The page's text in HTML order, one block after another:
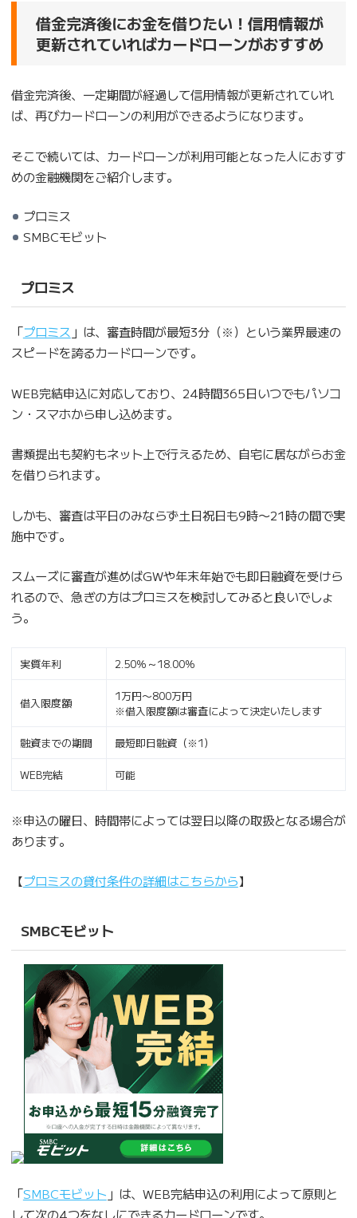
借金完済後にお金を借りたい！信用情報が
更新されていればカードローンがおすすめ
借金完済後、一定期間が経過して信用情報が更新されていれ
ば、再びカードローンの利用ができるようになります。
そこで続いては、カードローンが利用可能となった人におすす
めの金融機関をご紹介します。
プロミス
SMBCモビット
プロミス
「プロミス 」は、審査時間が最短3分（※）という業界最速の
スピードを誇るカードローンです。
WEB完結申込に対応しており、24時間365日いつでもパソコ
ン・スマホから申し込めます。
書類提出も契約もネット上で行えるため、自宅に居ながらお金
を借りられます。
しかも、審査は平日のみならず土日祝日も9時〜21時の間で実
施中です。
スムーズに審査が進めばGWや年末年始でも即日融資を受けら
れるので、急ぎの方はプロミスを検討してみると良いでしょ
う。
実質年利 2.50％～18.00％
借入限度額
1万円〜800万円
※借入限度額は審査によって決定いたします
融資までの期間 最短即日融資（※1）
WEB完結 可能
※申込の曜日、時間帯によっては翌日以降の取扱となる場合が
あります。
【プロミスの貸付条件の詳細はこちらから】
SMBCモビット
「SMBCモビット 」は、WEB完結申込の利用によって原則と
して次の4つをなしにできるカードローンです。